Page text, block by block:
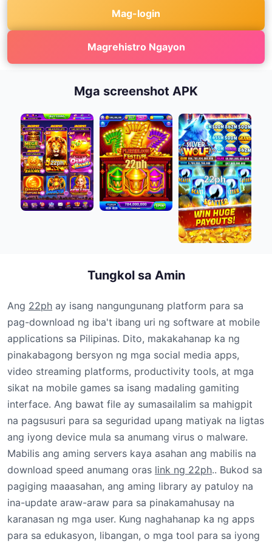
Mag-login
Magrehistro Ngayon
Mga screenshot APK
Tungkol sa Amin
Ang 22ph ay isang nangungunang platform para sa
pag-download ng iba't ibang uri ng software at mobile
applications sa Pilipinas. Dito, makakahanap ka ng
pinakabagong bersyon ng mga social media apps,
video streaming platforms, productivity tools, at mga
sikat na mobile games sa isang madaling gamiting
interface. Ang bawat file ay sumasailalim sa mahigpit
na pagsusuri para sa seguridad upang matiyak na ligtas
ang iyong device mula sa anumang virus o malware.
Mabilis ang aming servers kaya asahan ang mabilis na
download speed anumang oras link ng 22ph.. Bukod sa
pagiging maaasahan, ang aming library ay patuloy na
ina-update araw-araw para sa pinakamahusay na
karanasan ng mga user. Kung naghahanap ka ng apps
para sa edukasyon, libangan, o mga tool para sa iyong